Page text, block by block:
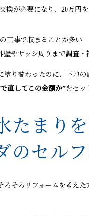
換が必要になり、20万円
工事で収まることが多い
やサッシ周りまで調査
り替わったのに、下地
直してこの金額か”をセッ
たまり
のセル
ろそろリフォームを考え